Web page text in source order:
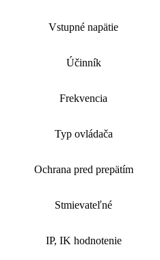
Vstupné napätie
Účinník
Frekvencia
Typ ovládača
Ochrana pred prepätím
Stmievateľné
IP, IK hodnotenie